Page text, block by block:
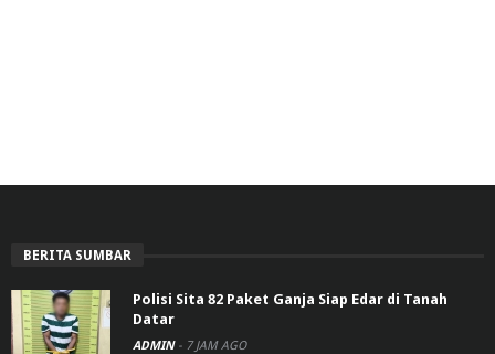
BERITA SUMBAR
Polisi Sita 82 Paket Ganja Siap Edar di Tanah
Datar
ADMIN - 7 JAM AGO